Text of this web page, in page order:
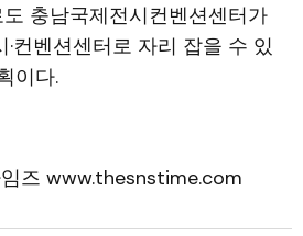
충남국제전시컨벤션센터가
컨벤션센터로 자리 잡을 수 있
이다.
즈 www.thesnstime.com